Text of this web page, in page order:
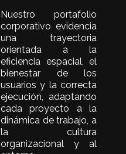
contemporáneos.
Nuestro portafolio
corporativo evidencia
una trayectoria
orientada a la
eficiencia espacial, el
bienestar de los
usuarios y la correcta
ejecución, adaptando
cada proyecto a la
dinámica de trabajo, a